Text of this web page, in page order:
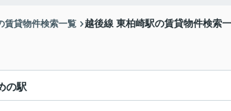
賃貸物件検索一覧 越後線 東柏崎駅の賃貸物件検索
の駅